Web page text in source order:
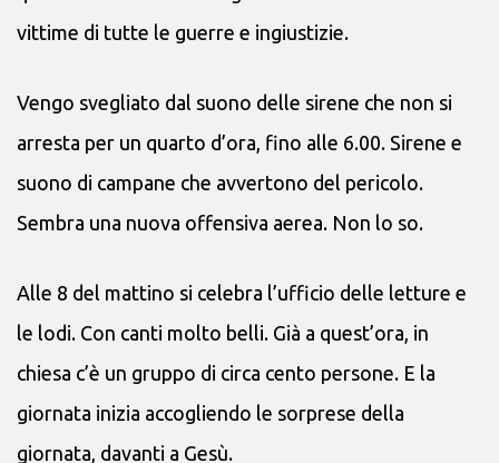
vittime di tutte le guerre e ingiustizie.
Vengo svegliato dal suono delle sirene che non si
arresta per un quarto d’ora, fino alle 6.00. Sirene e
suono di campane che avvertono del pericolo.
Sembra una nuova offensiva aerea. Non lo so.
Alle 8 del mattino si celebra l’ufficio delle letture e
le lodi. Con canti molto belli. Già a quest’ora, in
chiesa c’è un gruppo di circa cento persone. E la
giornata inizia accogliendo le sorprese della
giornata, davanti a Gesù.